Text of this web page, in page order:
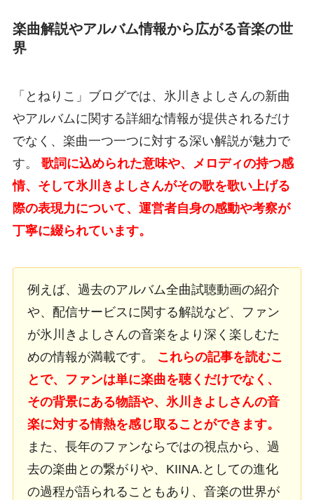
楽曲解説やアルバム情報から広がる音楽の世
界
「とねりこ」ブログでは、氷川きよしさんの新曲
やアルバムに関する詳細な情報が提供されるだけ
でなく、楽曲一つ一つに対する深い解説が魅力で
す。 歌詞に込められた意味や、メロディの持つ感
情、そして氷川きよしさんがその歌を歌い上げる
際の表現力について、運営者自身の感動や考察が
丁寧に綴られています。
例えば、過去のアルバム全曲試聴動画の紹介
や、配信サービスに関する解説など、ファン
が氷川きよしさんの音楽をより深く楽しむた
めの情報が満載です。
これらの記事を読むこ
とで、ファンは単に楽曲を聴くだけでなく、
その背景にある物語や、氷川きよしさんの音
楽に対する情熱を感じ取ることができます。
また、長年のファンならではの視点から、過
去の楽曲との繋がりや、KIINA.としての進化
の過程が語られることもあり、音楽の世界が